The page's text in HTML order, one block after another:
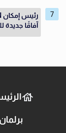
آفاقًا جديدة
برلمان